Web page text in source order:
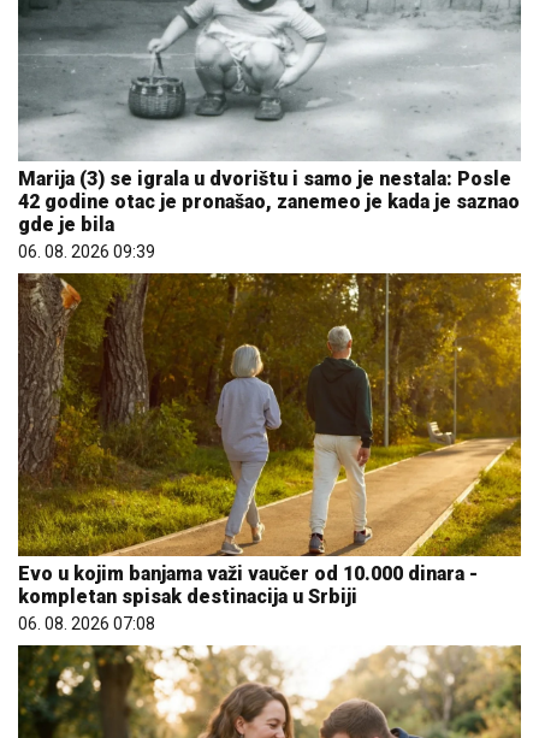
Marija (3) se igrala u dvorištu i samo je nestala: Posle
42 godine otac je pronašao, zanemeo je kada je saznao
gde je bila
06. 08. 2026 09:39
Evo u kojim banjama važi vaučer od 10.000 dinara -
kompletan spisak destinacija u Srbiji
06. 08. 2026 07:08